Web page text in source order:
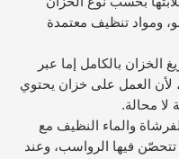
ومواد تنظيف معتمدة
الخزان بالكامل إما عبر
لأن العمل على خزان يحتوي
لا محالة.
والماء النظيف مع
تتحصّن فيها الرواسب، وعند